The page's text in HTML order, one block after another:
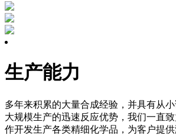
生产能力
多年来积累的大量合成经验，并具有从
大规模生产的迅速反应优势，我们一直
作开发生产各类精细化学品，为客户提